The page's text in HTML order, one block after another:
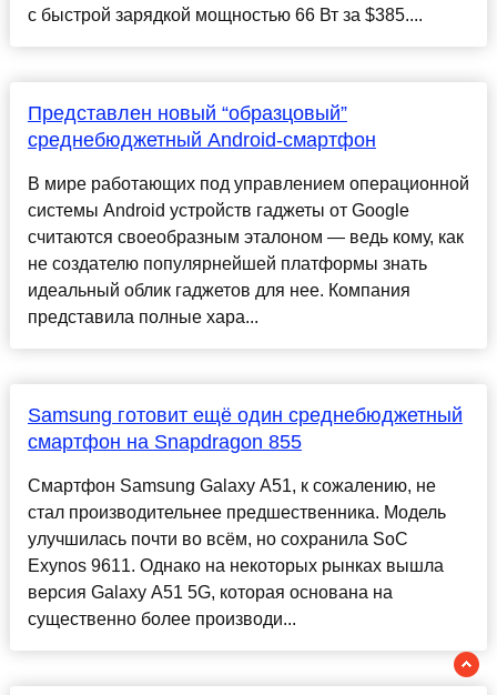
с быстрой зарядкой мощностью 66 Вт за $385....
Представлен новый “образцовый”
среднебюджетный Android-смартфон
В мире работающих под управлением операционной
системы Android устройств гаджеты от Google
считаются своеобразным эталоном — ведь кому, как
не создателю популярнейшей платформы знать
идеальный облик гаджетов для нее. Компания
представила полные хара...
Samsung готовит ещё один среднебюджетный
смартфон на Snapdragon 855
Смартфон Samsung Galaxy A51, к сожалению, не
стал производительнее предшественника. Модель
улучшилась почти во всём, но сохранила SoC
Exynos 9611. Однако на некоторых рынках вышла
версия Galaxy A51 5G, которая основана на
существенно более производи...